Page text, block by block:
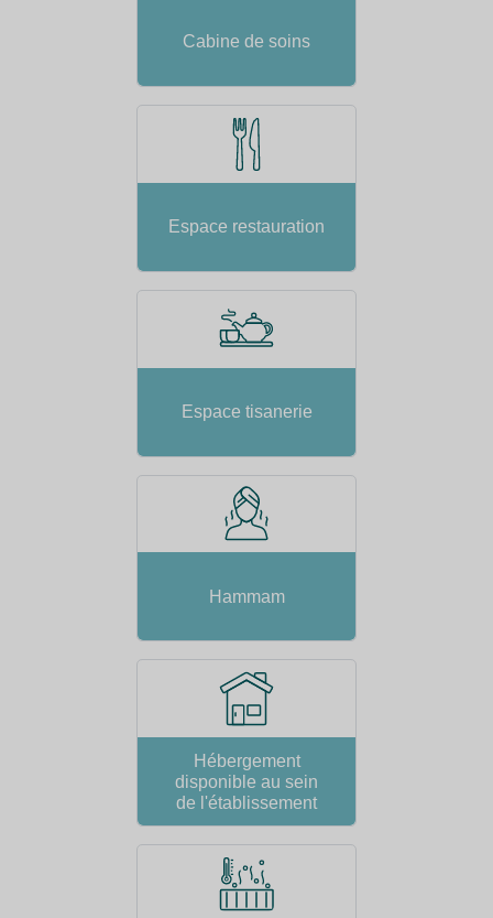
Cabine de soins
Espace restauration
Espace tisanerie
Hammam
Hébergement
disponible au sein
de l'établissement